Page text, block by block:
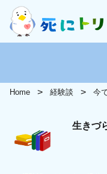
Home 経験談 今
生きづ